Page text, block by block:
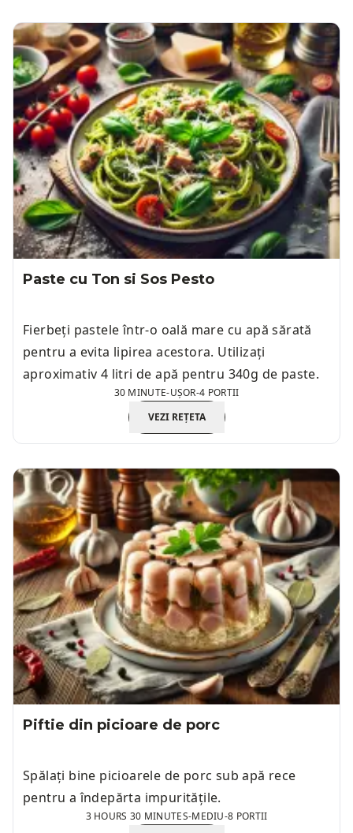
Paste cu Ton si Sos Pesto
Fierbeți pastele într-o oală mare cu apă sărată
pentru a evita lipirea acestora. Utilizați
aproximativ 4 litri de apă pentru 340g de paste.
30 MINUTE-UȘOR-4 PORTII
VEZI REȚETA
Piftie din picioare de porc
Spălați bine picioarele de porc sub apă rece
pentru a îndepărta impuritățile.
3 HOURS 30 MINUTES-MEDIU-8 PORTII